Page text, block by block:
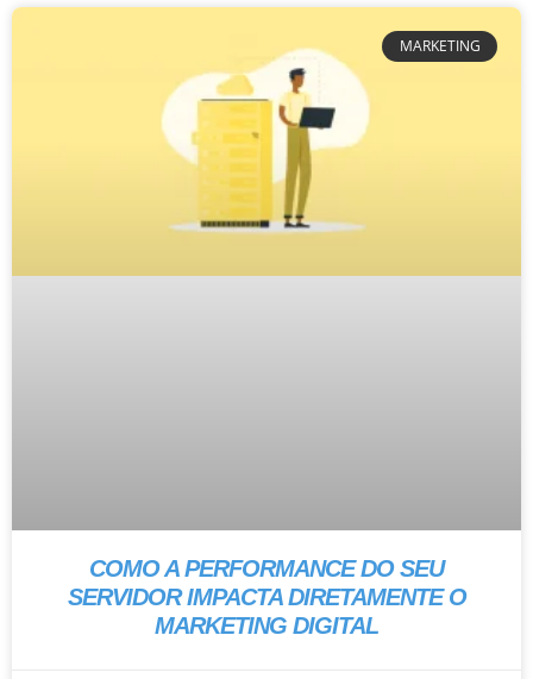
MARKETING
COMO A PERFORMANCE DO SEU
SERVIDOR IMPACTA DIRETAMENTE O
MARKETING DIGITAL